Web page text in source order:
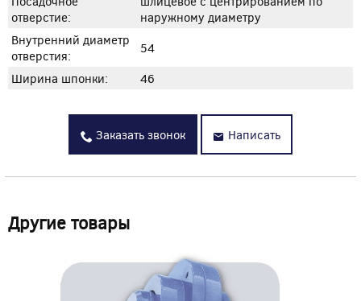
отверстие:
наружному диаметру
Внутренний диаметр
отверстия:
54
Ширина шпонки:
46
Заказать звонок Написать
Другие товары